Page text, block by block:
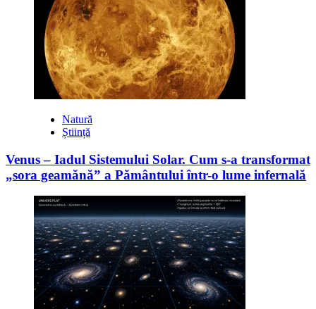
Natură
Știință
Venus – Iadul Sistemului Solar. Cum s-a transformat
„sora geamănă” a Pământului într-o lume infernală